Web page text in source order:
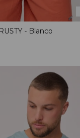
- Blanco